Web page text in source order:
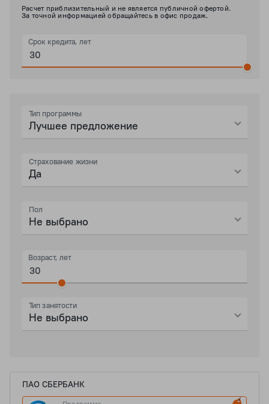
Расчет приблизительный и не является публичной офертой.
За точной информацией обращайтесь в офис продаж.
Срок кредита, лет
Тип программы
Лучшее предложение
Страхование жизни
Да
Пол
Не выбрано
Возраст, лет
Тип занятости
Не выбрано
ПАО СБЕРБАНК